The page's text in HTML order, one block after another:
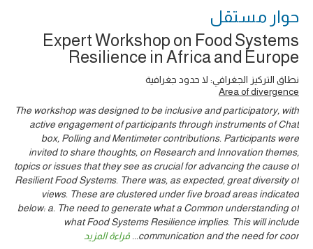
حوار ‎مستقل
Expert Workshop on Food Systems
Resilience in Africa and Europe
نطاق التركيز الجغرافي: لا حدود جغرافية
Area of divergence
The workshop was designed to be inclusive and participatory, with
active engagement of participants through instruments of Chat
box, Polling and Mentimeter contributions. Participants were
invited to share thoughts, on Research and Innovation themes,
topics or issues that they see as crucial for advancing the cause of
Resilient Food Systems. There was, as expected, great diversity of
views. These are clustered under five broad areas indicated
below: a. The need to generate what a Common understanding of
what Food Systems Resilience implies. This will include
communication and the need for coor
... قراءة المزيد